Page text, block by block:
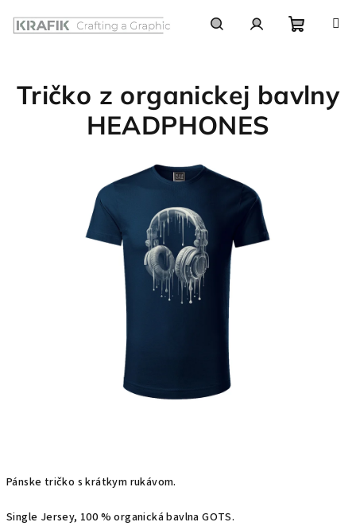
košík
Pánske tričko s krátkym rukávom.
Single Jersey, 100 % organická bavlna GOTS.
Tričko z organickej bavlny
HEADPHONES